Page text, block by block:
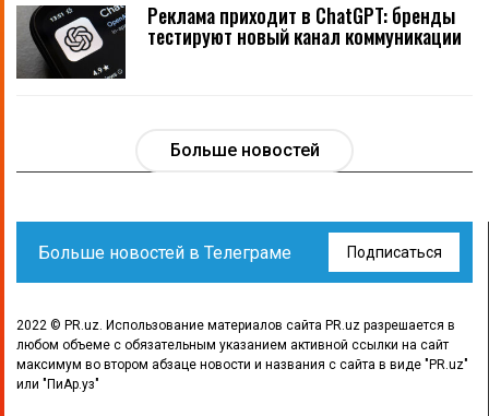
Реклама приходит в ChatGPT: бренды
тестируют новый канал коммуникации
Больше новостей
Больше новостей в Телеграме Подписаться
2022 © PR.uz. Использование материалов сайта PR.uz разрешается в
любом объеме с обязательным указанием активной ссылки на сайт
максимум во втором абзаце новости и названия с сайта в виде "PR.uz"
или "ПиАр.уз"